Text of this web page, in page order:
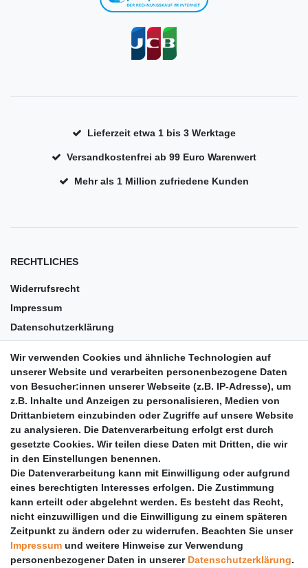
Lieferzeit etwa 1 bis 3 Werktage
Versandkostenfrei ab 99 Euro Warenwert
Mehr als 1 Million zufriedene Kunden
RECHTLICHES
Widerrufsrecht
Impressum
Datenschutzerklärung
Barrierefreiheit
Anleitungen
Vertrag widerrufen
PARTNER
DHL
GLS
PaketPLUS
SPONSORING
Wir verwenden Cookies und ähnliche Technologien auf
unserer Website und verarbeiten personenbezogene Daten
von Besucher:innen unserer Webseite (z.B. IP-Adresse), um
z.B. Inhalte und Anzeigen zu personalisieren, Medien von
Drittanbietern einzubinden oder Zugriffe auf unsere Website
zu analysieren. Die Datenverarbeitung erfolgt erst durch
gesetzte Cookies. Wir teilen diese Daten mit Dritten, die wir
in den Einstellungen benennen.
Die Datenverarbeitung kann mit Einwilligung oder aufgrund
eines berechtigten Interesses erfolgen. Die Zustimmung
kann erteilt oder abgelehnt werden. Es besteht das Recht,
nicht einzuwilligen und die Einwilligung zu einem späteren
Zeitpunkt zu ändern oder zu widerrufen. Beachten Sie unser
Impressum und weitere Hinweise zur Verwendung
personenbezogener Daten in unserer Daten­schutz­erklärung.